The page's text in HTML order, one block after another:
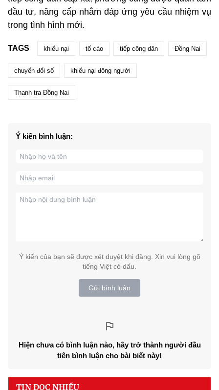
đầu tư, nâng cấp nhằm đáp ứng yêu cầu nhiệm vụ
trong tình hình mới.
TAGS khiếu nại tố cáo tiếp công dân Đồng Nai
chuyển đổi số khiếu nại đông người
Thanh tra Đồng Nai
Ý kiến bình luận:
Ý kiến của bạn sẽ được xét duyệt khi đăng. Xin vui lòng gõ
tiếng Việt có dấu.
Gửi bình luận
Hiện chưa có bình luận nào, hãy trở thành người đầu
tiên bình luận cho bài biết này!
TIN ĐỌC NHIỀU